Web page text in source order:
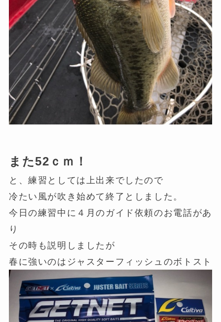
また52ｃｍ！
と、練習としては上出来でしたので
冷たい風が吹き始めて終了としました。
今日の練習中に４月のガイド依頼のお電話があ
り
その時も説明しましたが
春に強いのはジャスターフィッシュのボトスト